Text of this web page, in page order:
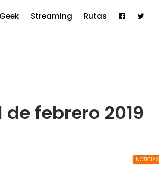
Geek Streaming Rutas
febrero 2019
NOTICIAS